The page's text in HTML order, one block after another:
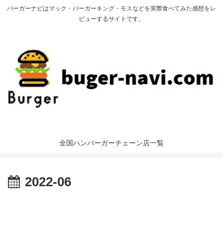
バーガーナビはマック・バーガーキング・モスなどを実際食べてみた感想をレ
ビューするサイトです。
全国ハンバーガーチェーン店一覧
2022-06